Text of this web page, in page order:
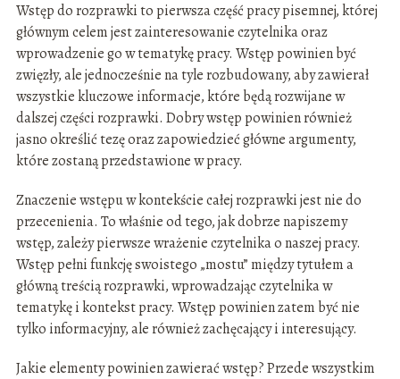
Wstęp do rozprawki to pierwsza część pracy pisemnej, której
głównym celem jest zainteresowanie czytelnika oraz
wprowadzenie go w tematykę pracy. Wstęp powinien być
zwięzły, ale jednocześnie na tyle rozbudowany, aby zawierał
wszystkie kluczowe informacje, które będą rozwijane w
dalszej części rozprawki. Dobry wstęp powinien również
jasno określić tezę oraz zapowiedzieć główne argumenty,
które zostaną przedstawione w pracy.
Znaczenie wstępu w kontekście całej rozprawki jest nie do
przecenienia. To właśnie od tego, jak dobrze napiszemy
wstęp, zależy pierwsze wrażenie czytelnika o naszej pracy.
Wstęp pełni funkcję swoistego „mostu” między tytułem a
główną treścią rozprawki, wprowadzając czytelnika w
tematykę i kontekst pracy. Wstęp powinien zatem być nie
tylko informacyjny, ale również zachęcający i interesujący.
Jakie elementy powinien zawierać wstęp? Przede wszystkim